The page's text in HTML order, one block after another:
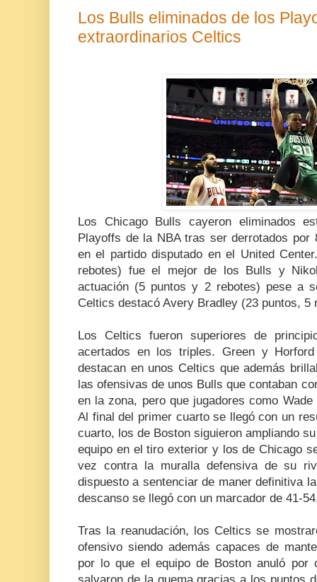
Los Bulls eliminados de los
extraordinarios Celtics
Los Chicago Bulls cayeron eliminados
Playoffs de la NBA tras ser derrotados por
en el partido disputado en el United
rebotes) fue el mejor de los Bulls y
actuación (5 puntos y 2 rebotes) pese a
Celtics destacó Avery Bradley (23 puntos,
Los Celtics fueron superiores de
acertados en los triples. Green y
destacan en unos Celtics que además
las ofensivas de unos Bulls que contaban
en la zona, pero que jugadores como
Al final del primer cuarto se llegó con un
cuarto, los de Boston siguieron ampliando
equipo en el tiro exterior y los de Chicago
vez contra la muralla defensiva de su
dispuesto a sentenciar de maner definitiva
descanso se llegó con un marcador de 41-
Tras la reanudación, los Celtics se
ofensivo siendo además capaces de
por lo que el equipo de Boston anuló por